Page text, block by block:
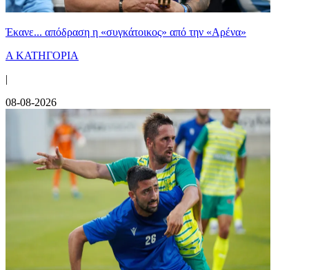
Έκανε... απόδραση η «συγκάτοικος» από την «Αρένα»
Α ΚΑΤΗΓΟΡΙΑ
|
08-08-2026